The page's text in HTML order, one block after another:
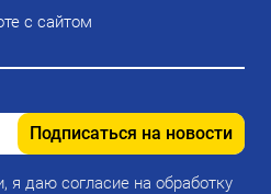
с сайтом
Подписаться на новости
я даю согласие на обработку